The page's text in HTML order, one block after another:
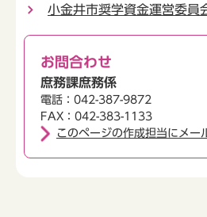
小金井市奨学資金運営委
お問合わせ
庶務課庶務係
電話：042-387-9872
FAX：042-383-1133
このページの作成担当にメー